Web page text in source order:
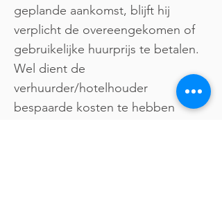
geplande aankomst, blijft hij
verplicht de overeengekomen of
gebruikelijke huurprijs te betalen.
Wel dient de
verhuurder/hotelhouder
bespaarde kosten te hebben